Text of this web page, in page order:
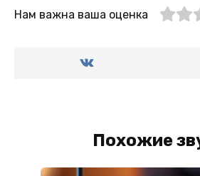
Нам важна ваша оценка
Похожие